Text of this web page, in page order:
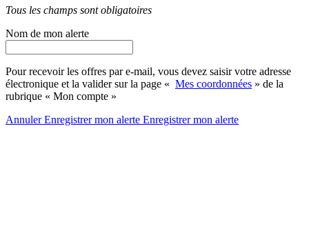
Tous les champs sont obligatoires
Nom de mon alerte
Pour recevoir les offres par e-mail, vous devez saisir votre adresse
électronique et la valider sur la page « Mes coordonnées » de la
rubrique « Mon compte »
AnnulerEnregistrer mon alerte Enregistrermon alerte